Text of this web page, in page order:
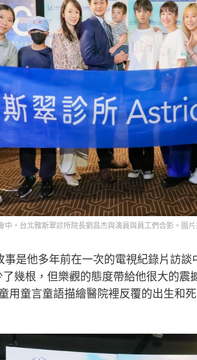
中，台北雅斯翠診所院長劉昌杰與演員與員工們合影。圖
事是他多年前在一次的電視紀錄片訪
幾根，但樂觀的態度帶給他很大的震
用童言童語描繪醫院裡反覆的出生和